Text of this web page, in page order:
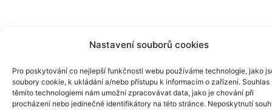
Nastavení souborů cookies
Pro poskytování co nejlepší funkčnosti webu používáme technologie, jako
soubory cookie, k ukládání a/nebo přístupu k informacím o zařízení. Souhlas
těmito technologiemi nám umožní zpracovávat data, jako je chování při
procházení nebo jedinečné identifikátory na této stránce. Neposkytnutí